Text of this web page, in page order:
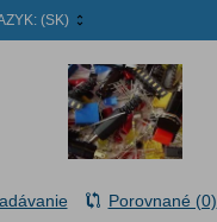
(SK)
Porovnané (0)